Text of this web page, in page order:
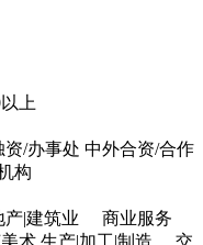
上
资/办事处 中外合资/合作
构
产|建筑业
商业服务
术 生产|加工|制造 交